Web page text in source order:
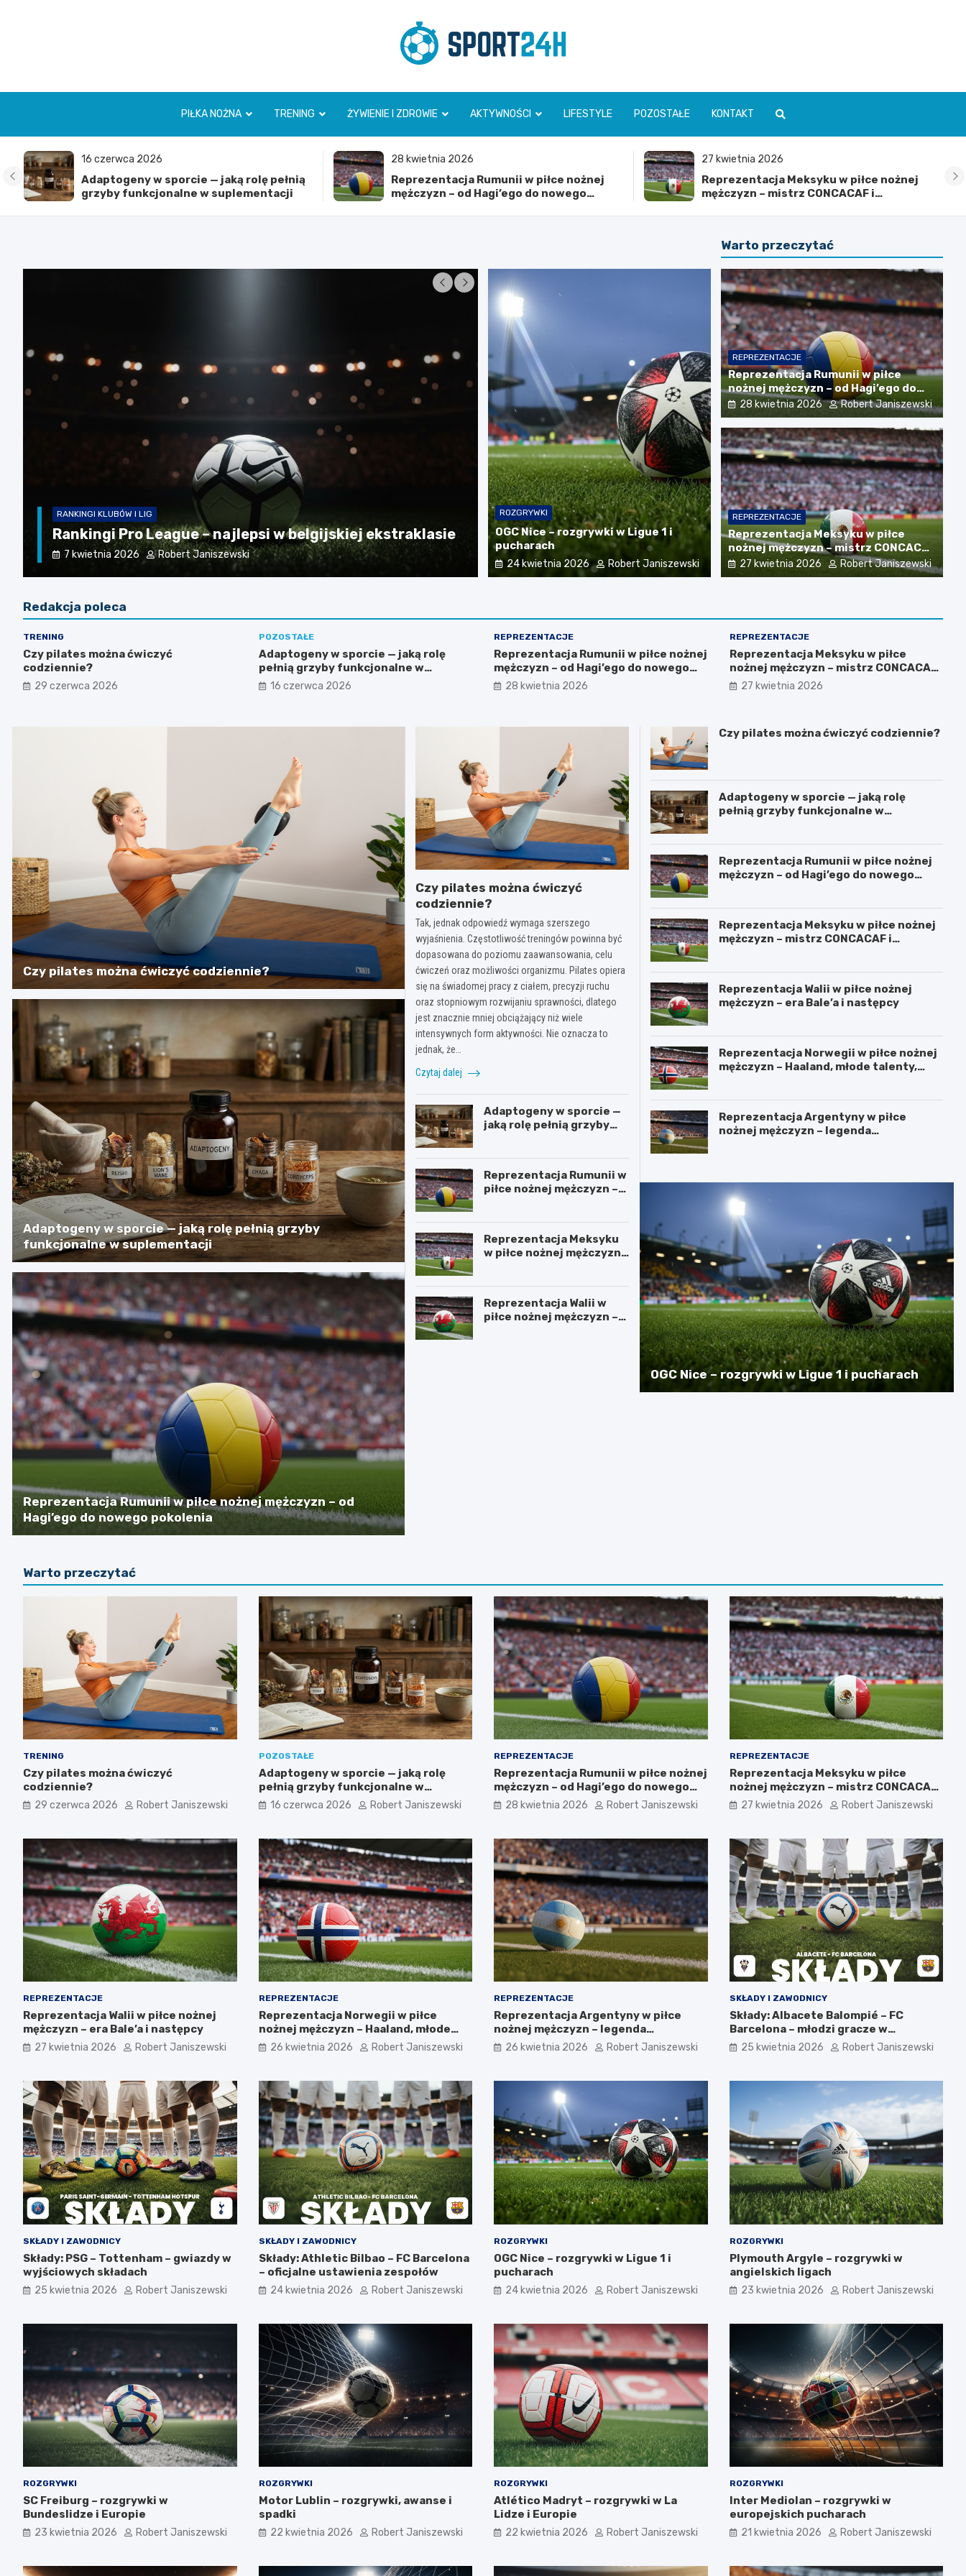
Sport 24h
PIŁKA NOŻNA TRENING ŻYWIENIE I ZDROWIE AKTYWNOŚCI LIFESTYLE POZOSTAŁE KONTAKT
16 czerwca 2026
Adaptogeny w sporcie — jaką rolę pełnią
grzyby funkcjonalne w suplementacji
28 kwietnia 2026
Reprezentacja Rumunii w piłce nożnej
mężczyzn – od Hagi’ego do nowego
27 kwietnia 2026
Reprezentacja Meksyku w piłce nożnej
mężczyzn – mistrz CONCACAF i
RANKINGI KLUBÓW I LIG
Rankingi Pro League – najlepsi w belgijskiej ekstraklasie
7 kwietnia 2026 Robert Janiszewski
RANKINGI KLUBÓW I LIG
Rankingi Premier League – najmocniejsze kluby sezonu
7 kwietnia 2026 Robert Janiszewski
ROZGRYWKI
OGC Nice – rozgrywki w Ligue 1 i
pucharach
24 kwietnia 2026 Robert Janiszewski
Warto przeczytać
REPREZENTACJE
Reprezentacja Rumunii w piłce
nożnej mężczyzn – od Hagi’ego do
nowego pokolenia
28 kwietnia 2026 Robert Janiszewski
REPREZENTACJE
Reprezentacja Meksyku w piłce
nożnej mężczyzn – mistrz CONCACAF
i mundialowe ambicje
27 kwietnia 2026 Robert Janiszewski
Redakcja poleca
TRENING
Czy pilates można ćwiczyć
codziennie?
29 czerwca 2026
POZOSTAŁE
Adaptogeny w sporcie — jaką rolę
pełnią grzyby funkcjonalne w
suplementacji
16 czerwca 2026
REPREZENTACJE
Reprezentacja Rumunii w piłce nożnej
mężczyzn – od Hagi’ego do nowego
pokolenia
28 kwietnia 2026
REPREZENTACJE
Reprezentacja Meksyku w piłce
nożnej mężczyzn – mistrz CONCACAF i
mundialowe ambicje
27 kwietnia 2026
Czy pilates można ćwiczyć codziennie?
Adaptogeny w sporcie — jaką rolę pełnią grzyby
funkcjonalne w suplementacji
Reprezentacja Rumunii w piłce nożnej mężczyzn – od
Hagi’ego do nowego pokolenia
Czy pilates można ćwiczyć
codziennie?
Tak, jednak odpowiedź wymaga szerszego
wyjaśnienia. Częstotliwość treningów powinna być
dopasowana do poziomu zaawansowania, celu
ćwiczeń oraz możliwości organizmu. Pilates opiera
się na świadomej pracy z ciałem, precyzji ruchu
oraz stopniowym rozwijaniu sprawności, dlatego
jest znacznie mniej obciążający niż wiele
intensywnych form aktywności. Nie oznacza to
jednak, że…
Czytaj dalej
Adaptogeny w sporcie —
jaką rolę pełnią grzyby
Reprezentacja Rumunii w
piłce nożnej mężczyzn –
Reprezentacja Meksyku
w piłce nożnej mężczyzn
Reprezentacja Walii w
piłce nożnej mężczyzn –
Czy pilates można ćwiczyć codziennie?
Adaptogeny w sporcie — jaką rolę
pełnią grzyby funkcjonalne w
Reprezentacja Rumunii w piłce nożnej
mężczyzn – od Hagi’ego do nowego
Reprezentacja Meksyku w piłce nożnej
mężczyzn – mistrz CONCACAF i
Reprezentacja Walii w piłce nożnej
mężczyzn – era Bale’a i następcy
Reprezentacja Norwegii w piłce nożnej
mężczyzn – Haaland, młode talenty,
Reprezentacja Argentyny w piłce
nożnej mężczyzn – legenda
OGC Nice – rozgrywki w Ligue 1 i pucharach
Warto przeczytać
TRENING
Czy pilates można ćwiczyć
codziennie?
29 czerwca 2026 Robert Janiszewski
POZOSTAŁE
Adaptogeny w sporcie — jaką rolę
pełnią grzyby funkcjonalne w
suplementacji
16 czerwca 2026 Robert Janiszewski
REPREZENTACJE
Reprezentacja Rumunii w piłce nożnej
mężczyzn – od Hagi’ego do nowego
pokolenia
28 kwietnia 2026 Robert Janiszewski
REPREZENTACJE
Reprezentacja Meksyku w piłce
nożnej mężczyzn – mistrz CONCACAF i
mundialowe ambicje
27 kwietnia 2026 Robert Janiszewski
REPREZENTACJE
Reprezentacja Walii w piłce nożnej
mężczyzn – era Bale’a i następcy
27 kwietnia 2026 Robert Janiszewski
REPREZENTACJE
Reprezentacja Norwegii w piłce
nożnej mężczyzn – Haaland, młode
talenty, przyszłość
26 kwietnia 2026 Robert Janiszewski
REPREZENTACJE
Reprezentacja Argentyny w piłce
nożnej mężczyzn – legenda
Albicelestes i Maradony
26 kwietnia 2026 Robert Janiszewski
SKŁADY I ZAWODNICY
Składy: Albacete Balompié – FC
Barcelona – młodzi gracze w
wyjściowej jedenastce
25 kwietnia 2026 Robert Janiszewski
SKŁADY I ZAWODNICY
Składy: PSG – Tottenham – gwiazdy w
wyjściowych składach
25 kwietnia 2026 Robert Janiszewski
SKŁADY I ZAWODNICY
Składy: Athletic Bilbao – FC Barcelona
– oficjalne ustawienia zespołów
24 kwietnia 2026 Robert Janiszewski
ROZGRYWKI
OGC Nice – rozgrywki w Ligue 1 i
pucharach
24 kwietnia 2026 Robert Janiszewski
ROZGRYWKI
Plymouth Argyle – rozgrywki w
angielskich ligach
23 kwietnia 2026 Robert Janiszewski
ROZGRYWKI
SC Freiburg – rozgrywki w
Bundeslidze i Europie
23 kwietnia 2026 Robert Janiszewski
ROZGRYWKI
Motor Lublin – rozgrywki, awanse i
spadki
22 kwietnia 2026 Robert Janiszewski
ROZGRYWKI
Atlético Madryt – rozgrywki w La
Lidze i Europie
22 kwietnia 2026 Robert Janiszewski
ROZGRYWKI
Inter Mediolan – rozgrywki w
europejskich pucharach
21 kwietnia 2026 Robert Janiszewski